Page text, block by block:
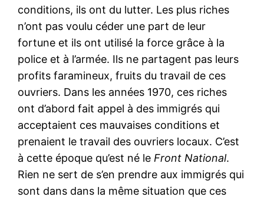
conditions, ils ont du lutter. Les plus riches
n’ont pas voulu céder une part de leur
fortune et ils ont utilisé la force grâce à la
police et à l’armée. Ils ne partagent pas leurs
profits faramineux, fruits du travail de ces
ouvriers. Dans les années 1970, ces riches
ont d’abord fait appel à des immigrés qui
acceptaient ces mauvaises conditions et
prenaient le travail des ouvriers locaux. C’est
à cette époque qu’est né le Front National.
Rien ne sert de s’en prendre aux immigrés qui
sont dans dans la même situation que ces